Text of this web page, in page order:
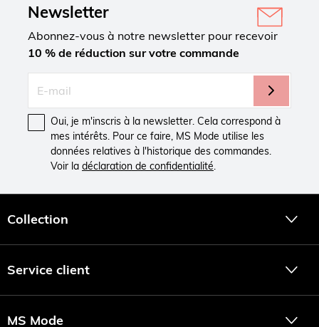
Newsletter
Abonnez-vous à notre newsletter pour recevoir
10 % de réduction sur votre commande
Oui, je m'inscris à la newsletter. Cela correspond à
mes intérêts. Pour ce faire, MS Mode utilise les
données relatives à l'historique des commandes.
Voir la déclaration de confidentialité.
Collection
Service client
MS Mode